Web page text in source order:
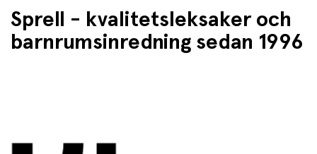
Sprell - kvalitetsleksaker och
barnrumsinredning sedan 1996